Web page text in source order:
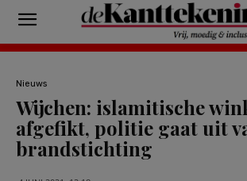
Nieuws
Wijchen: islamitische
afgefikt, politie gaat uit
brandstichting